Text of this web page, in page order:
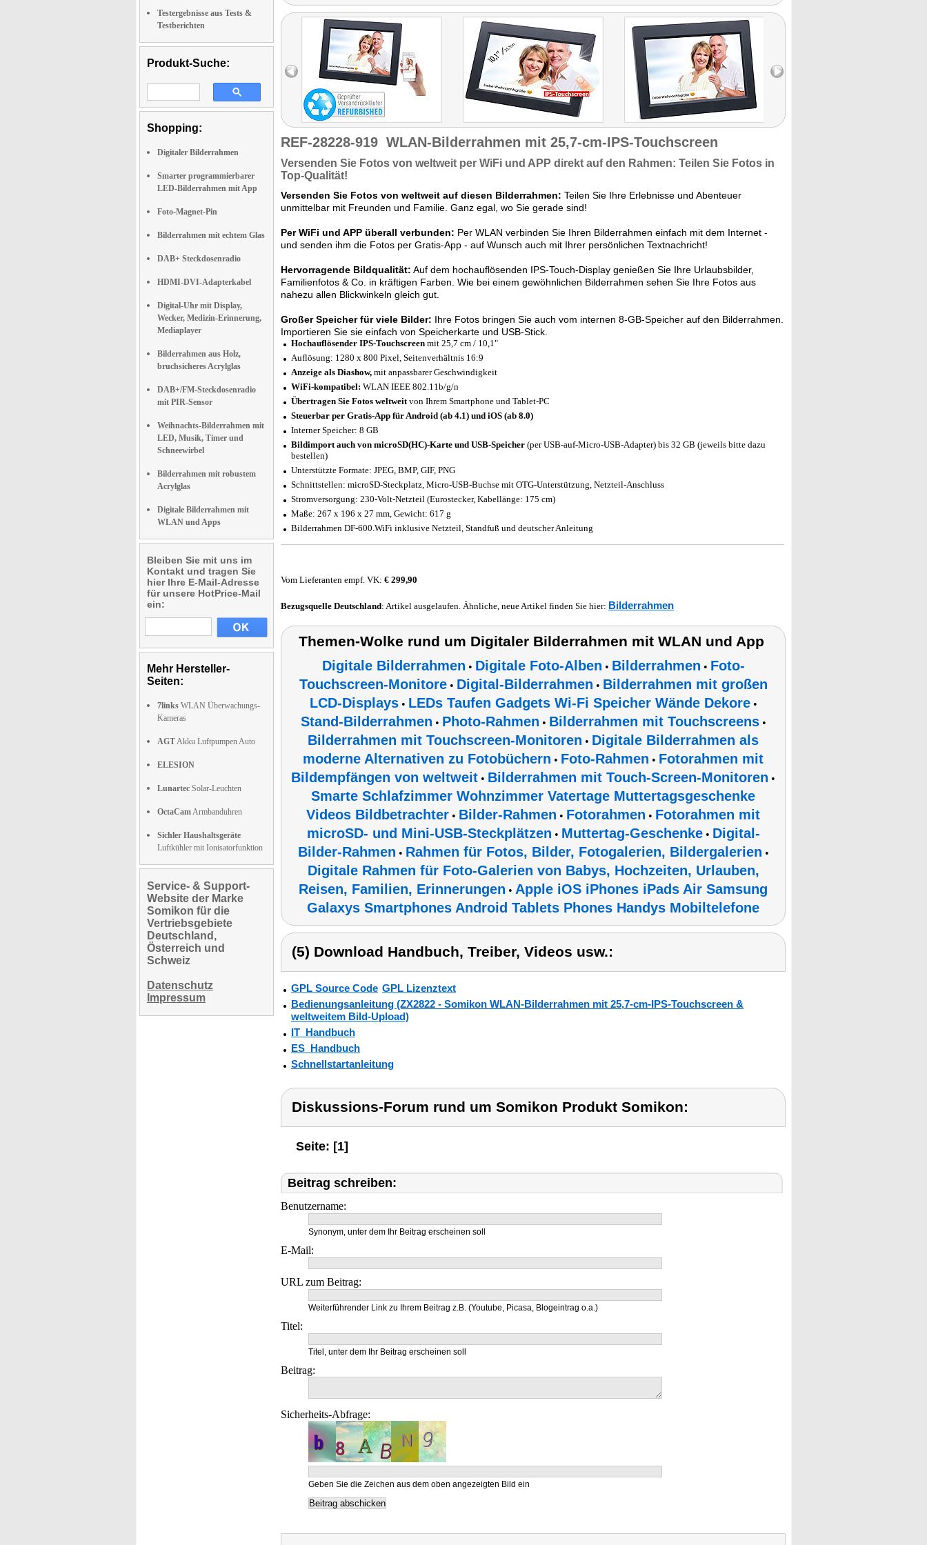
Testergebnisse aus Tests &
Testberichten
Produkt-Suche:
Shopping:
Digitaler Bilderrahmen
Smarter programmierbarer
LED-Bilderrahmen mit App
Foto-Magnet-Pin
Bilderrahmen mit echtem Glas
DAB+ Steckdosenradio
HDMI-DVI-Adapterkabel
Digital-Uhr mit Display,
Wecker, Medizin-Erinnerung,
Mediaplayer
Bilderrahmen aus Holz,
bruchsicheres Acrylglas
DAB+/FM-Steckdosenradio
mit PIR-Sensor
Weihnachts-Bilderrahmen mit
LED, Musik, Timer und
Schneewirbel
Bilderrahmen mit robustem
Acrylglas
Digitale Bilderrahmen mit
WLAN und Apps
Bleiben Sie mit uns im
Kontakt und tragen Sie
hier Ihre E-Mail-Adresse
für unsere HotPrice-Mail
ein:
Mehr Hersteller-
Seiten:
7links WLAN Überwachungs-
Kameras
AGTAkku Luftpumpen Auto
ELESION
Lunartec Solar-Leuchten
OctaCamArmbanduhren
Sichler Haushaltsgeräte
Luftkühler mit Ionisatorfunktion
Service- & Support-
Website der Marke
Somikon für die
Vertriebsgebiete
Deutschland,
Österreich und
Schweiz
Datenschutz
Impressum
Kriterien."
komfortabel. Urlaubsfotos
Umwege direkt auf dem
REF-28228-919 WLAN-Bilderrahmen mit 25,7-cm-IPS-Touchscreen
Versenden Sie Fotos von weltweit per WiFi und APP direkt auf den Rahmen: Teilen Sie Fotos in
Top-Qualität!
Versenden Sie Fotos von weltweit auf diesen Bilderrahmen: Teilen Sie Ihre Erlebnisse und Abenteuer
unmittelbar mit Freunden und Familie. Ganz egal, wo Sie gerade sind!
Per WiFi und APP überall verbunden: Per WLAN verbinden Sie Ihren Bilderrahmen einfach mit dem Internet -
und senden ihm die Fotos per Gratis-App - auf Wunsch auch mit Ihrer persönlichen Textnachricht!
Hervorragende Bildqualität: Auf dem hochauflösenden IPS-Touch-Display genießen Sie Ihre Urlaubsbilder,
Familienfotos & Co. in kräftigen Farben. Wie bei einem gewöhnlichen Bilderrahmen sehen Sie Ihre Fotos aus
nahezu allen Blickwinkeln gleich gut.
Großer Speicher für viele Bilder: Ihre Fotos bringen Sie auch vom internen 8-GB-Speicher auf den Bilderrahmen.
Importieren Sie sie einfach von Speicherkarte und USB-Stick.
Hochauflösender IPS-Touchscreen mit 25,7 cm / 10,1"
Auflösung: 1280 x 800 Pixel, Seitenverhältnis 16:9
Anzeige als Diashow, mit anpassbarer Geschwindigkeit
WiFi-kompatibel: WLAN IEEE 802.11b/g/n
Übertragen Sie Fotos weltweitvon Ihrem Smartphone und Tablet-PC
Steuerbar per Gratis-App für Android (ab 4.1) und iOS (ab 8.0)
Interner Speicher: 8 GB
Bildimport auch von microSD(HC)-Karte und USB-Speicher (per USB-auf-Micro-USB-Adapter) bis 32 GB (jeweils bitte dazu
bestellen)
Unterstützte Formate: JPEG, BMP, GIF, PNG
Schnittstellen: microSD-Steckplatz, Micro-USB-Buchse mit OTG-Unterstützung, Netzteil-Anschluss
Stromversorgung: 230-Volt-Netzteil (Eurostecker, Kabellänge: 175 cm)
Maße: 267 x 196 x 27 mm, Gewicht: 617 g
Bilderrahmen DF-600.WiFi inklusive Netzteil, Standfuß und deutscher Anleitung
Vom Lieferanten empf. VK: € 299,90
Bezugsquelle Deutschland: Artikel ausgelaufen. Ähnliche, neue Artikel finden Sie hier: Bilderrahmen
Themen-Wolke rund um Digitaler Bilderrahmen mit WLAN und App
Digitale Bilderrahmen • Digitale Foto-Alben • Bilderrahmen • Foto-
Touchscreen-Monitore• Digital-Bilderrahmen • Bilderrahmen mit großen
LCD-Displays• LEDs Taufen Gadgets Wi-Fi Speicher Wände Dekore•
Stand-Bilderrahmen • Photo-Rahmen • Bilderrahmen mit Touchscreens•
Bilderrahmen mit Touchscreen-Monitoren • Digitale Bilderrahmen als
moderne Alternativen zu Fotobüchern • Foto-Rahmen • Fotorahmen mit
Bildempfängen von weltweit • Bilderrahmen mit Touch-Screen-Monitoren •
Smarte Schlafzimmer Wohnzimmer Vatertage Muttertagsgeschenke
Videos Bildbetrachter • Bilder-Rahmen • Fotorahmen • Fotorahmen mit
microSD- und Mini-USB-Steckplätzen • Muttertag-Geschenke• Digital-
Bilder-Rahmen • Rahmen für Fotos, Bilder, Fotogalerien, Bildergalerien •
Digitale Rahmen für Foto-Galerien von Babys, Hochzeiten, Urlauben,
Reisen, Familien, Erinnerungen • Apple iOS iPhones iPads Air Samsung
Galaxys Smartphones Android Tablets Phones Handys Mobiltelefone
(5) Download Handbuch, Treiber, Videos usw.:
GPL Source Code GPL Lizenztext
Bedienungsanleitung (ZX2822 - Somikon WLAN-Bilderrahmen mit 25,7-cm-IPS-Touchscreen &
weltweitem Bild-Upload)
IT_Handbuch
ES_Handbuch
Schnellstartanleitung
Diskussions-Forum rund um Somikon Produkt Somikon:
Seite: [1]
Beitrag schreiben:
Benutzername:
Synonym, unter dem Ihr Beitrag erscheinen soll
E-Mail:
URL zum Beitrag:
Weiterführender Link zu Ihrem Beitrag z.B. (Youtube, Picasa, Blogeintrag o.a.)
Titel:
Titel, unter dem Ihr Beitrag erscheinen soll
Beitrag:
Sicherheits-Abfrage:
Geben Sie die Zeichen aus dem oben angezeigten Bild ein